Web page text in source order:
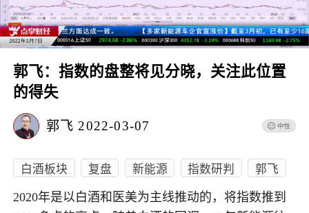
郭飞：指数的盘整将见分晓，关注此位置
的得失
郭飞 2022-03-07
白酒板块 复盘 新能源 指数研判 郭飞
2020年是以白酒和医美为主线推动的，将指数推到